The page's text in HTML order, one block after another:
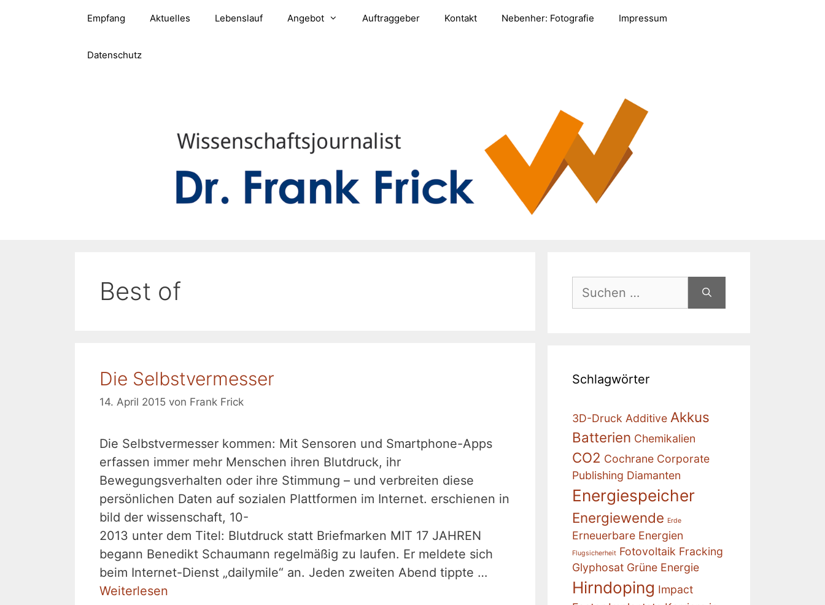
Empfang Aktuelles Lebenslauf Angebot Auftraggeber Kontakt Nebenher: Fotografie Impressum
Datenschutz
Best of
Die Selbstvermesser
14. April 2015 von Frank Frick
Die Selbstvermesser kommen: Mit Sensoren und Smartphone-Apps
erfassen immer mehr Menschen ihren Blutdruck, ihr
Bewegungsverhalten oder ihre Stimmung – und verbreiten diese
persönlichen Daten auf sozialen Plattformen im Internet. erschienen in
bild der wissenschaft, 10-
2013 unter dem Titel: Blutdruck statt Briefmarken MIT 17 JAHREN
begann Benedikt Schaumann regelmäßig zu laufen. Er meldete sich
beim Internet-Dienst „dailymile“ an. Jeden zweiten Abend tippte …
Weiterlesen
nach:
Schlagwörter
3D-Druck Additive Akkus
Batterien Chemikalien
CO2 Cochrane Corporate
Publishing Diamanten
Energiespeicher
Energiewende Erde
Erneuerbare Energien
Flugsicherheit Fotovoltaik Fracking
Glyphosat Grüne Energie
Hirndoping Impact